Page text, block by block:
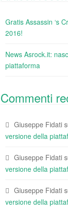
Gratis Assassin ‘s
2016!
News Asrock.it:
piattaforma
Commenti
Giuseppe Fidati
versione della
Giuseppe Fidati
versione della
Giuseppe Fidati
versione della